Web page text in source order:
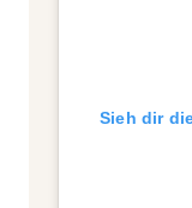
Sieh dir